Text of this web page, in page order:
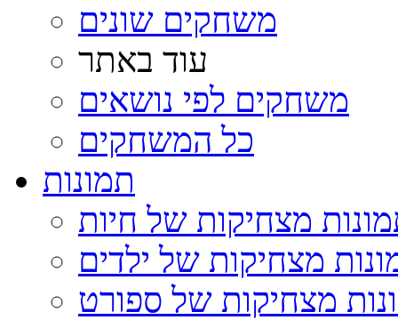
משחקים שונים
עוד באתר
משחקים לפי נושאים
כל המשחקים
תמונות
מצחיקות של חיות
מצחיקות של ילדים
מצחיקות של ספורט